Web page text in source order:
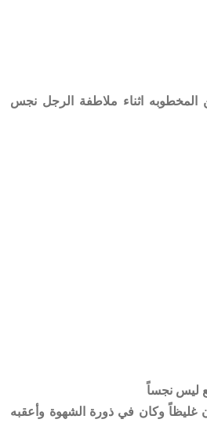
اثناء ملاطفة الرجل نجس
ليس نجساً
غليظاً وكان في ذورة الشهوة وأعقبه